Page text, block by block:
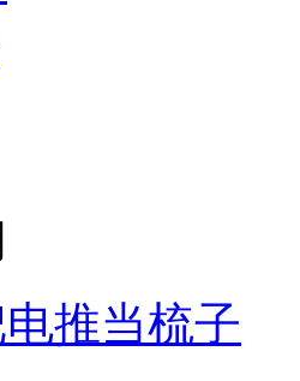
车逃窜
推当梳子